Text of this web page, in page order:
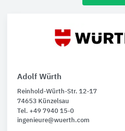
Adolf Würth
Reinhold-Würth-Str. 12-17
74653 Künzelsau
Tel. +49 7940 15-0
ingenieure@wuerth.com